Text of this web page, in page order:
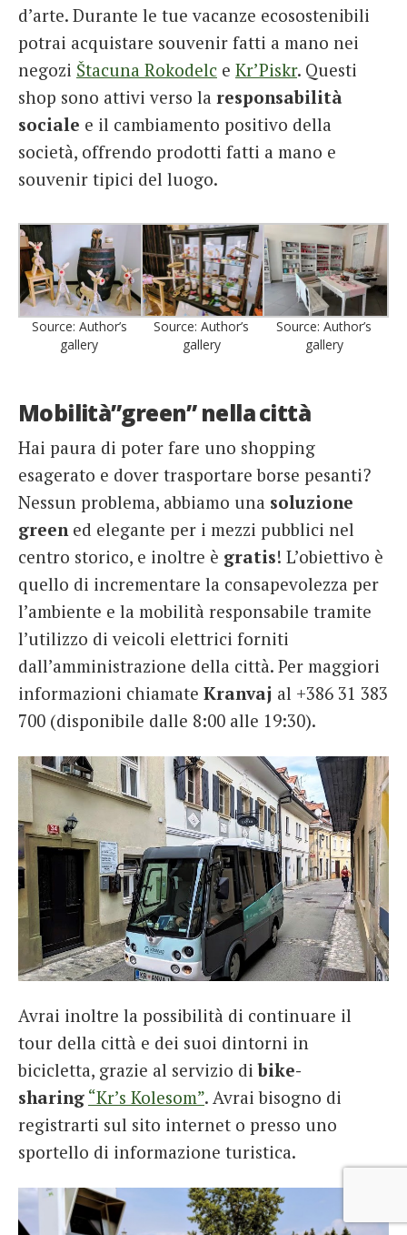
d’arte. Durante le tue vacanze ecosostenibili
potrai acquistare souvenir fatti a mano nei
negozi Štacuna Rokodelc e Kr’Piskr. Questi
shop sono attivi verso la responsabilità
sociale e il cambiamento positivo della
società, offrendo prodotti fatti a mano e
souvenir tipici del luogo.
Source: Author’s
gallery
Source: Author’s
gallery
Source: Author’s
gallery
Mobilità”green” nella città
Hai paura di poter fare uno shopping
esagerato e dover trasportare borse pesanti?
Nessun problema, abbiamo una soluzione
greened elegante per i mezzi pubblici nel
centro storico, e inoltre è gratis! L’obiettivo è
quello di incrementare la consapevolezza per
l’ambiente e la mobilità responsabile tramite
l’utilizzo di veicoli elettrici forniti
dall’amministrazione della città. Per maggiori
informazioni chiamate Kranvaj al +386 31 383
700 (disponibile dalle 8:00 alle 19:30).
Avrai inoltre la possibilità di continuare il
tour della città e dei suoi dintorni in
bicicletta, grazie al servizio dibike-
sharing “Kr’s Kolesom”. Avrai bisogno di
registrarti sul sito internet o presso uno
sportello di informazione turistica.